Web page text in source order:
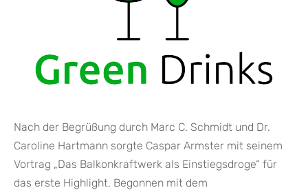
Nach der Begrüßung durch Marc C. Schmidt und Dr.
Caroline Hartmann sorgte Caspar Armster mit seinem
Vortrag „Das Balkonkraftwerk als Einstiegsdroge“ für
das erste Highlight. Begonnen mit dem